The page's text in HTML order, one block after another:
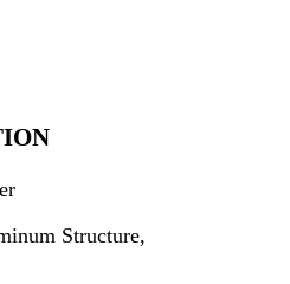
Structure,